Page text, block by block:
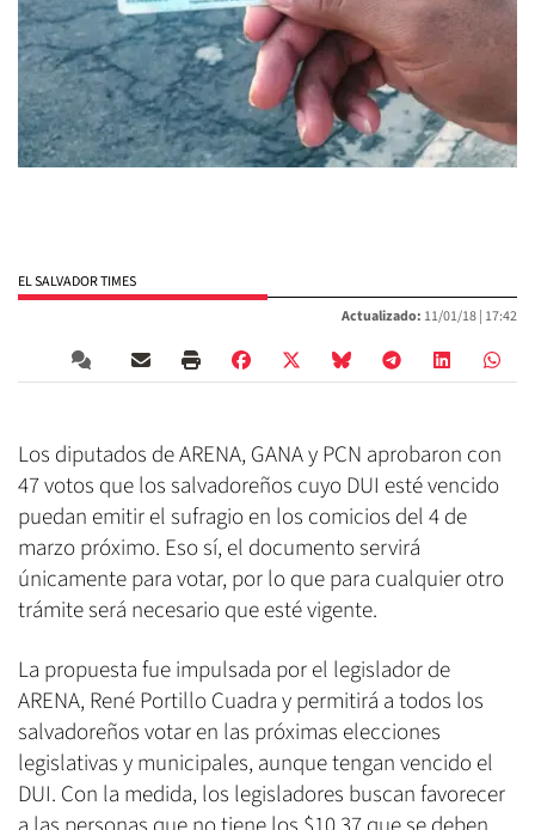
EL SALVADOR TIMES
Actualizado: 11/01/18 | 17:42
Los diputados de ARENA, GANA y PCN aprobaron con
47 votos que los salvadoreños cuyo DUI esté vencido
puedan emitir el sufragio en los comicios del 4 de
marzo próximo. Eso sí, el documento servirá
únicamente para votar, por lo que para cualquier otro
trámite será necesario que esté vigente.
La propuesta fue impulsada por el legislador de
ARENA, René Portillo Cuadra y permitirá a todos los
salvadoreños votar en las próximas elecciones
legislativas y municipales, aunque tengan vencido el
DUI. Con la medida, los legisladores buscan favorecer